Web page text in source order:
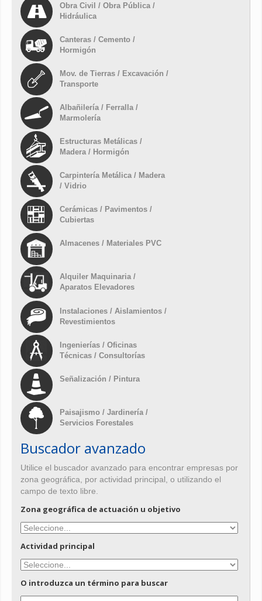
Obra Civil / Obra Pública /
Hidráulica
Canteras / Cemento /
Hormigón
Mov. de Tierras / Excavación /
Transporte
Albañilería / Ferralla /
Marmolería
Estructuras Metálicas /
Madera / Hormigón
Carpintería Metálica / Madera
/ Vidrio
Cerámicas / Pavimentos /
Cubiertas
Almacenes / Materiales PVC
Alquiler Maquinaria /
Aparatos Elevadores
Instalaciones / Aislamientos /
Revestimientos
Ingenierías / Oficinas
Técnicas / Consultorías
Señalización / Pintura
Paisajismo / Jardinería /
Servicios Forestales
Buscador avanzado
Utilice el buscador avanzado para encontrar empresas por
zona geográfica, por actividad principal, o utilizando el
campo de texto libre.
Zona geográfica de actuación u objetivo
Actividad principal
O introduzca un término para buscar